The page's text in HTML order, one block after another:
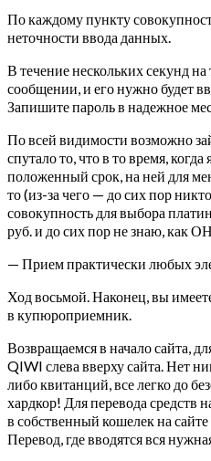
По каждому пункту
неточности ввода данных.
В течение нескольких секунд
сообщении, и его нужно будет
Запишите пароль в надежное
По всей видимости возможно
спутало то, что в то время,
положенный срок, на ней для
то (из-за чего — до сих пор
совокупность для выбора
руб. и до сих пор не знаю, как
— Прием практически любых
Ход восьмой. Наконец, вы
в купюроприемник.
Возвращаемся в начало сайта,
QIWI слева вверху сайта. Нет
либо квитанций, все легко до
хардкор! Для перевода средств
в собственный кошелек на
Перевод, где вводятся вся